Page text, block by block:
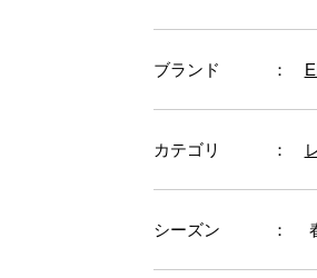
ブランド ：
カテゴリ ：
シーズン ：